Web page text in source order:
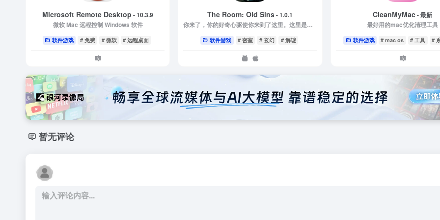
Microsoft Remote Desktop - 10.3.9
微软 Mac 远程控制 Windows 软件
软件游戏 # 免费 # 微软 # 远程桌面
The Room: Old Sins- 1.0.1
你来了，你的好奇心驱使你来到了这里。这里是《迷室》
软件游戏 # 密室 # 玄幻 # 解谜
CleanMyMac- 最新
最好用的mac优化清理工具
软件游戏 # mac os # 工具 #
暂无评论